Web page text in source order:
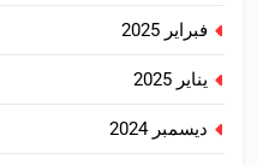
فبراير 2025
يناير 2025
ديسمبر 2024